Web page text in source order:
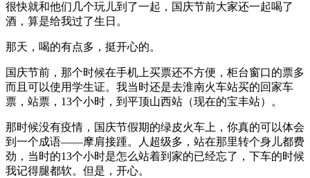
很快就和他们几个玩儿到了一起，国庆节前大家还一起喝了
酒，算是给我过了生日。
那天，喝的有点多，挺开心的。
国庆节前，那个时候在手机上买票还不方便，柜台窗口的票多
而且可以使用学生证。我当时还是去淮南火车站买的回家车
票，站票，13个小时，到平顶山西站（现在的宝丰站）。
那时候没有疫情，国庆节假期的绿皮火车上，你真的可以体会
到一个成语——摩肩接踵。人超级多，站在那里转个身儿都费
劲，当时的13个小时是怎么站着到家的已经忘了，下车的时候
我记得腿都软。但是，开心。